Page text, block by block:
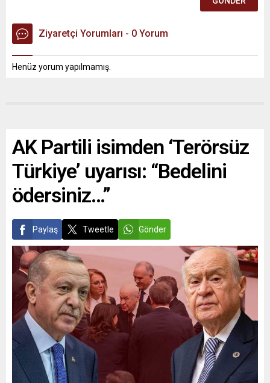
Ziyaretçi Yorumları - 0 Yorum
Henüz yorum yapılmamış.
AK Partili isimden ‘Terörsüz
Türkiye’ uyarısı: “Bedelini
ödersiniz…”
Paylaş Tweetle Gönder